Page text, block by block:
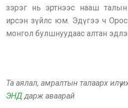
зэрэг нь эртнээс нааш талын
ирсэн зүйлс юм. Эдүгээ ч
монгол булшнуудаас алтан
Та аялал, амралтын талаарх илүү
ЭНД дарж аваарай